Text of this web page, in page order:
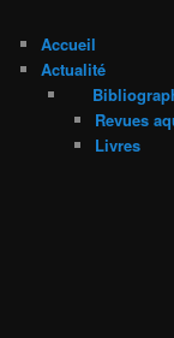
Accueil
Actualité
Revues
Livres